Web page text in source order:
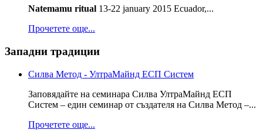
Natemamu ritual 13-22 january 2015 Ecuador,...
Прочетете още...
Западни традиции
Силва Метод - УлтраМайнд ЕСП Систем
Заповядайте на семинара Силва УлтраМайнд ЕСП
Систем – един семинар от създателя на Силва Метод –...
Прочетете още...